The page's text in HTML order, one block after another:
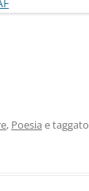
, Poesia e